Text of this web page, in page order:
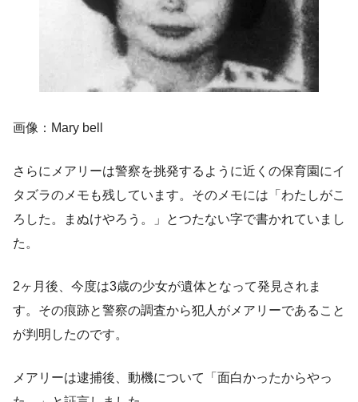
画像：Mary bell
さらにメアリーは警察を挑発するように近くの保育園にイ
タズラのメモも残しています。そのメモには「わたしがこ
ろした。まぬけやろう。」とつたない字で書かれていまし
た。
2ヶ月後、今度は3歳の少女が遺体となって発見されま
す。その痕跡と警察の調査から犯人がメアリーであること
が判明したのです。
メアリーは逮捕後、動機について「面白かったからやっ